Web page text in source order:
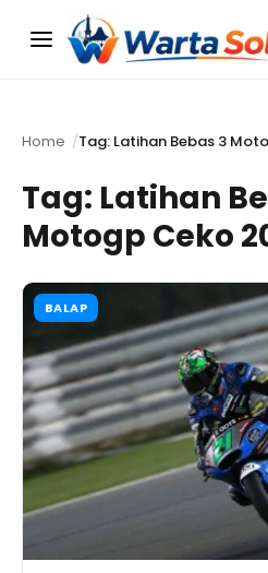
Menu
Home Tag: Latihan Bebas 3
Tag: Latihan
Motogp Ceko
BALAP